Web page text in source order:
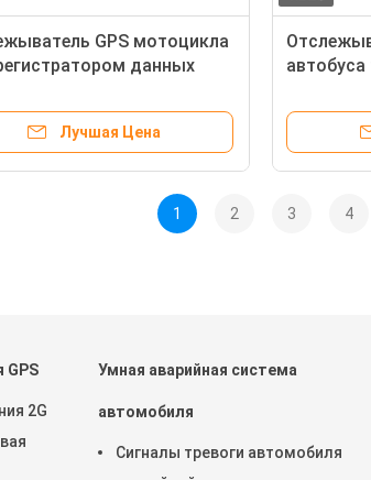
GPS мотоцикла
данных
Лучшая Цена
автобуса
камеры
1 2 3 4
2G
Умная аварийная система
автомобиля
Сигналы тревоги автомобиля